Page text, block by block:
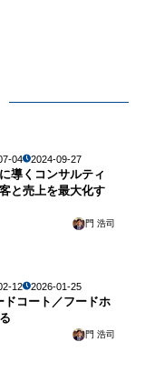
04 2024-09-27
導くコンサルティ
と売上を最大化す
門 浩司
12 2026-01-25
ドコート／フードホ
門 浩司